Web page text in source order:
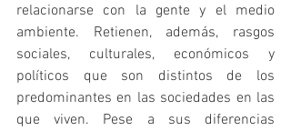
relacionarse con la gente y el medio
ambiente. Retienen, además, rasgos
sociales, culturales, económicos y
políticos que son distintos de los
predominantes en las sociedades en las
que viven. Pese a sus diferencias